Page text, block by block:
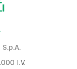
I.V.